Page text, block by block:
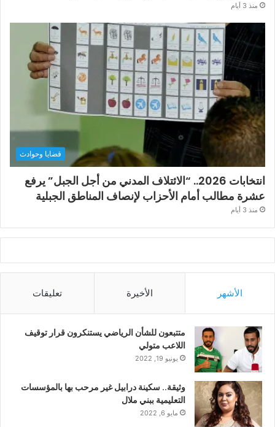
منذ 3 أيام
قضايا وحوادث
انتخابات 2026.. “الائتلاف المدني من أجل الجبل” يرفع
عشرة مطالب أمام الأحزاب لإنصاف المناطق الجبلية
منذ 3 أيام
الأشهر الأخيرة تعليقات
متتبعون للشأن الرياضي يستنكرون قرار توقيف
اللاعب متولي
يونيو 19, 2022
وثيقة.. سكينة درابيل غير مرحب بها بالمؤسسات
التعليمية ببني ملال
مايو 6, 2022